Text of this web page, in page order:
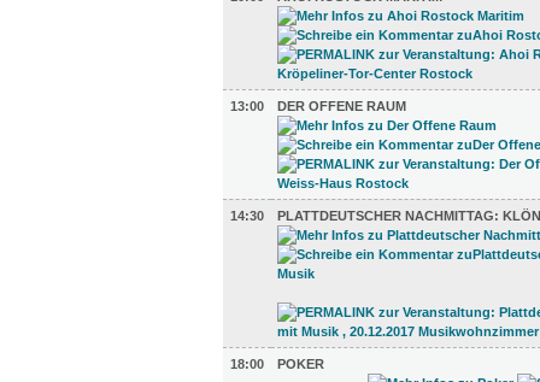
13:00 DER OFFENE RAUM
14:30 PLATTDEUTSCHER NACHMITTAG:
18:00 POKER